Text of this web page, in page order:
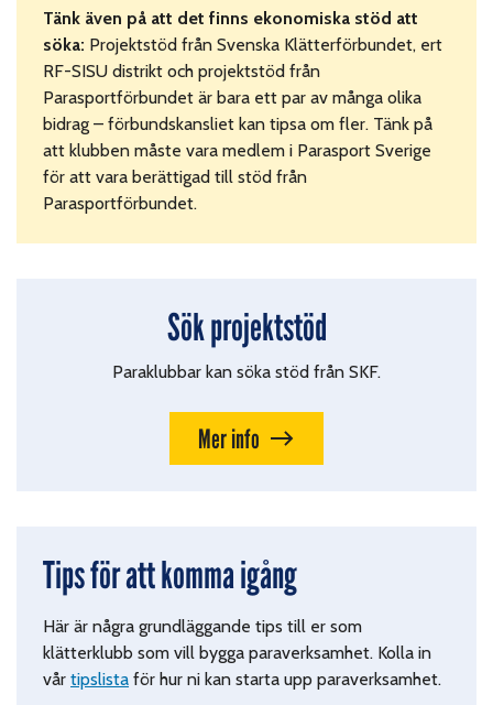
Tänk även på att det finns ekonomiska stöd att
söka: Projektstöd från Svenska Klätterförbundet, ert
RF-SISU distrikt och projektstöd från
Parasportförbundet är bara ett par av många olika
bidrag – förbundskansliet kan tipsa om fler. Tänk på
att klubben måste vara medlem i Parasport Sverige
för att vara berättigad till stöd från
Parasportförbundet.
Sök projektstöd
Paraklubbar kan söka stöd från SKF.
Mer info
Tips för att komma igång
Här är några grundläggande tips till er som
klätterklubb som vill bygga paraverksamhet. Kolla in
vårtipslista för hur ni kan starta upp paraverksamhet.